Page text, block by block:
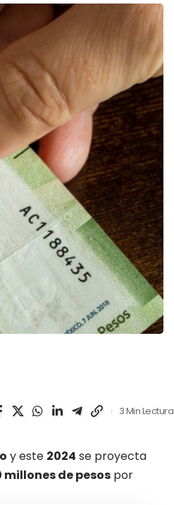
3 Min Lectura
y este 2024 se proyecta
millones de pesos por